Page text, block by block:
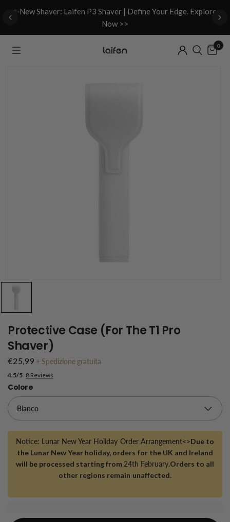
✨New Shaver: Laifen P3 Shaver | Define Your Edge. Explore
Now >>
0
Protective Case (for The T1 Pro
Shaver)
€25,99 +Spedizione gratuita
8 Reviews
4.5/5
Colore
Notice: Lunar New Year Holiday Order Arrangement<>Due to
the Lunar New Year holiday, orders for the UK and Ireland
will be processed starting from 24th February.Orders to all
other regions remain unaffected.